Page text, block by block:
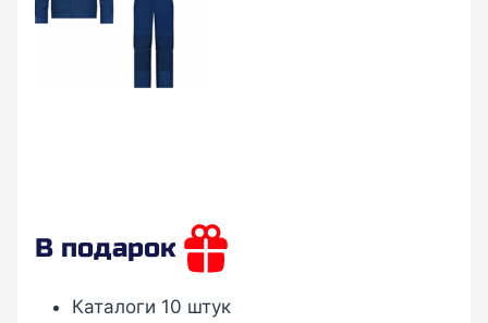
В подарок
Каталоги 10 штук